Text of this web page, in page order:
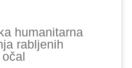
humanitarna
rabljenih